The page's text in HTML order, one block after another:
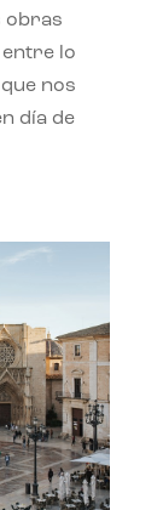
obras
lo
nos
día de